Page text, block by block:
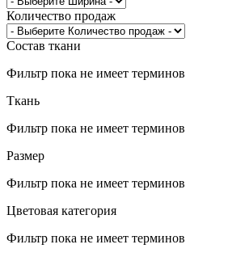
Количество продаж
Состав ткани
Фильтр пока не имеет терминов
Ткань
Фильтр пока не имеет терминов
Размер
Фильтр пока не имеет терминов
Цветовая категория
Фильтр пока не имеет терминов